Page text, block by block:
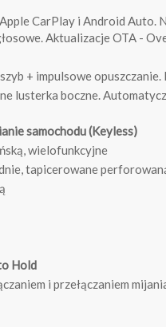
CarPlay i Android Auto.
Aktualizacje OTA -
+ impulsowe
lusterka boczne.
samochodu (Keyless)
wielofunkcyjne
tapicerowane
Hold
i przełączaniem